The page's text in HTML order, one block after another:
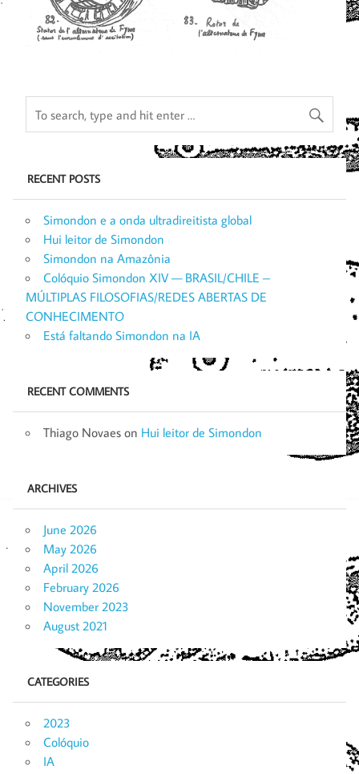
RECENT POSTS
Simondon e a onda ultradireitista global
Hui leitor de Simondon
Simondon na Amazônia
Colóquio Simondon XIV — BRASIL/CHILE –
MÚLTIPLAS FILOSOFIAS/REDES ABERTAS DE
CONHECIMENTO
Está faltando Simondon na IA
RECENT COMMENTS
Thiago Novaes on Hui leitor de Simondon
ARCHIVES
June 2026
May 2026
April 2026
February 2026
November 2023
August 2021
CATEGORIES
2023
Colóquio
IA